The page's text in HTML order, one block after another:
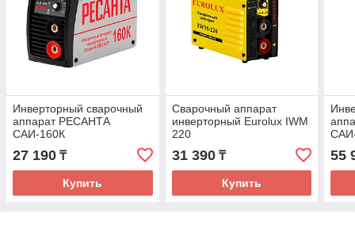
Инверторный сварочный
аппарат РЕСАНТА
САИ-160К
27 190 ₸
Купить
Сварочный аппарат
инверторный Eurolux IWM
220
31 390₸
Купить
55